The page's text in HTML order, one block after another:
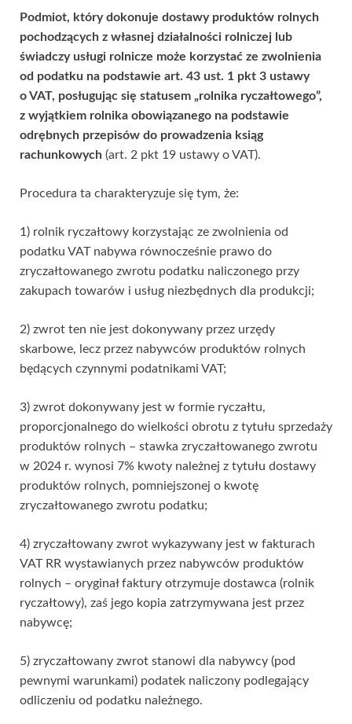
Podmiot, który dokonuje dostawy produktów rolnych
pochodzących z własnej działalności rolniczej lub
świadczy usługi rolnicze może korzystać ze zwolnienia
od podatku na podstawie art. 43 ust. 1 pkt 3 ustawy
o VAT, posługując się statusem „rolnika ryczałtowego”,
z wyjątkiem rolnika obowiązanego na podstawie
odrębnych przepisów do prowadzenia ksiąg
rachunkowych (art. 2 pkt 19 ustawy o VAT).
Procedura ta charakteryzuje się tym, że:
1) rolnik ryczałtowy korzystając ze zwolnienia od
podatku VAT nabywa równocześnie prawo do
zryczałtowanego zwrotu podatku naliczonego przy
zakupach towarów i usług niezbędnych dla produkcji;
2) zwrot ten nie jest dokonywany przez urzędy
skarbowe, lecz przez nabywców produktów rolnych
będących czynnymi podatnikami VAT;
3) zwrot dokonywany jest w formie ryczałtu,
proporcjonalnego do wielkości obrotu z tytułu sprzedaży
produktów rolnych – stawka zryczałtowanego zwrotu
w 2024 r. wynosi 7% kwoty należnej z tytułu dostawy
produktów rolnych, pomniejszonej o kwotę
zryczałtowanego zwrotu podatku;
4) zryczałtowany zwrot wykazywany jest w fakturach
VAT RR wystawianych przez nabywców produktów
rolnych – oryginał faktury otrzymuje dostawca (rolnik
ryczałtowy), zaś jego kopia zatrzymywana jest przez
nabywcę;
5) zryczałtowany zwrot stanowi dla nabywcy (pod
pewnymi warunkami) podatek naliczony podlegający
odliczeniu od podatku należnego.